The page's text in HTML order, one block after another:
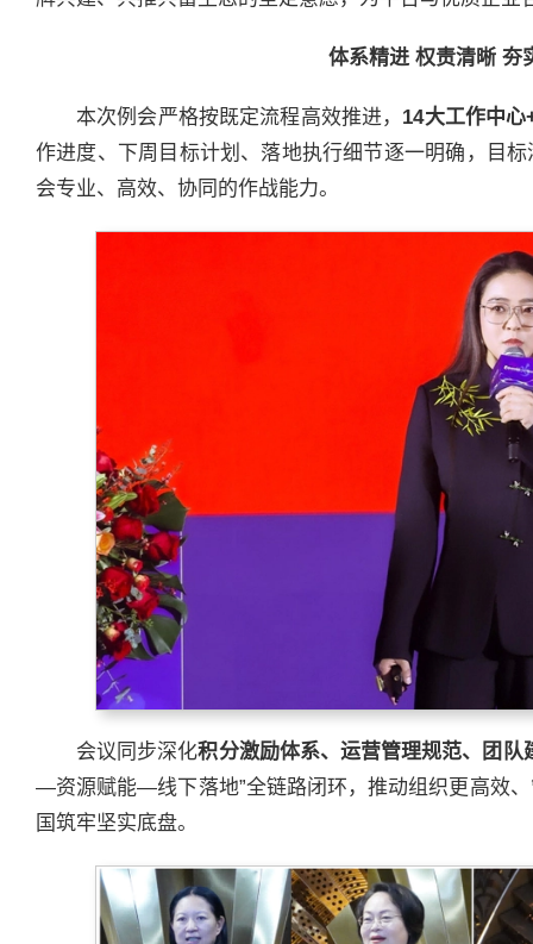
体系精进 权责清晰 夯
本次例会严格按既定流程高效推进， 14大工作中心
作进度、下周目标计划、落地执行细节逐一明确，目
会专业、高效、协同的作战能力。
会议同步深化积分激励体系、运营管理规范、团队
—资源赋能—线下落地”全链路闭环，推动组织更高效
国筑牢坚实底盘。